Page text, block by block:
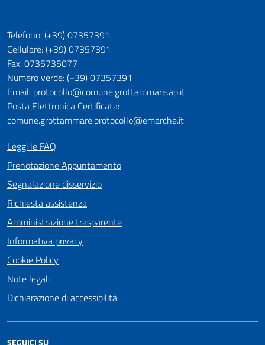
Telefono: (+39) 07357391
Cellulare: (+39) 07357391
Fax: 0735735077
Numero verde: (+39) 07357391
Email: protocollo@comune.grottammare.ap.it
Posta Elettronica Certificata:
comune.grottammare.protocollo@emarche.it
Leggi le FAQ
Prenotazione Appuntamento
Segnalazione disservizio
Richiesta assistenza
Amministrazione trasparente
Informativa privacy
Cookie Policy
Note legali
Dichiarazione di accessibilità
SEGUICI SU